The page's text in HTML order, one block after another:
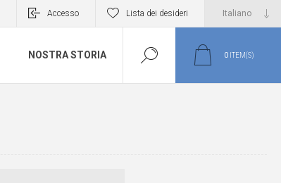
Accesso Lista dei desideri
NOSTRA STORIA 0 ITEM(S)